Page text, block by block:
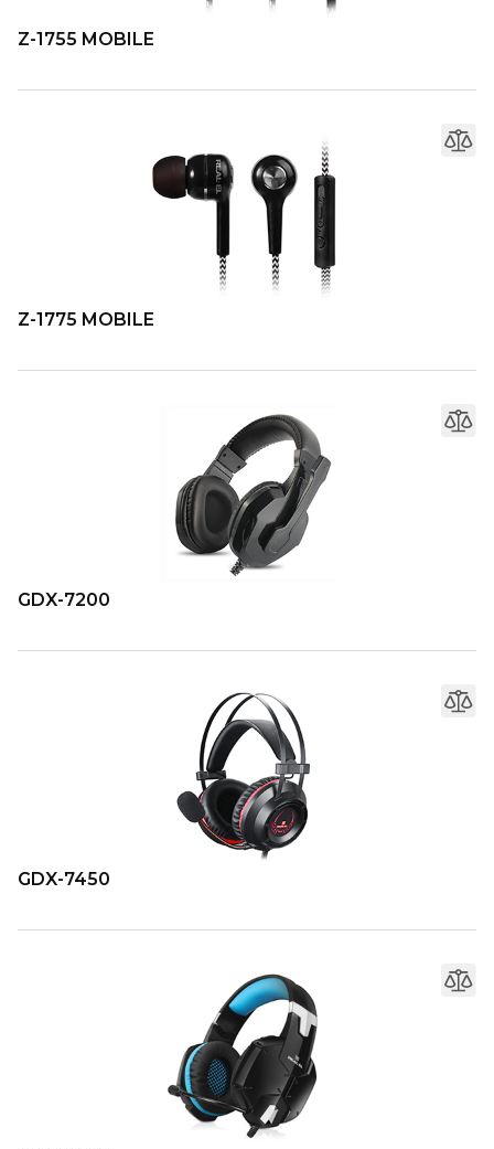
Z-1755 MOBILE
Z-1775 MOBILE
GDX-7200
GDX-7450